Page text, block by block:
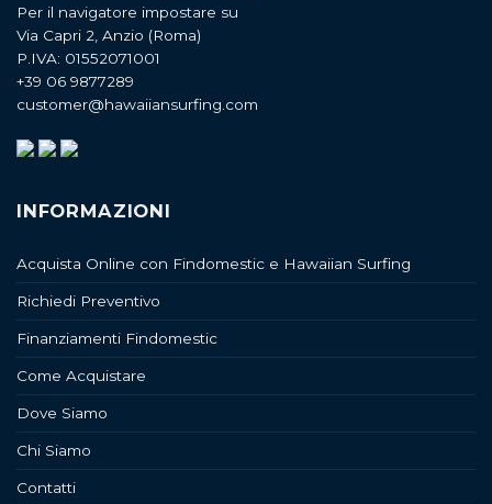
Per il navigatore impostare su
Via Capri 2, Anzio (Roma)
P.IVA: 01552071001
+39 06 9877289
customer@hawaiiansurfing.com
INFORMAZIONI
Acquista Online con Findomestic e Hawaiian Surfing
Richiedi Preventivo
Finanziamenti Findomestic
Come Acquistare
Dove Siamo
Chi Siamo
Contatti